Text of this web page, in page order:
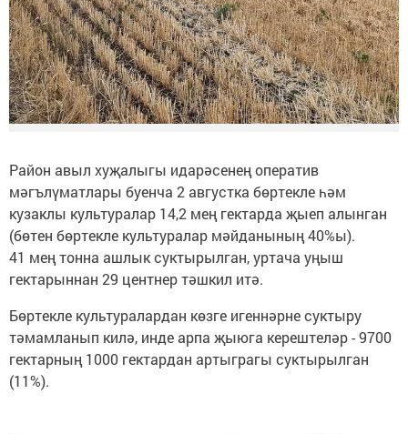
Район авыл хуҗалыгы идарәсенең оператив
мәгълүматлары буенча 2 августка бөртекле һәм
кузаклы культуралар 14,2 мең гектарда җыеп алынган
(бөтен бөртекле культуралар мәйданының 40%ы).
41 мең тонна ашлык суктырылган, уртача уңыш
гектарыннан 29 центнер тәшкил итә.
Бөртекле культуралардан көзге игеннәрне суктыру
тәмамланып килә, инде арпа җыюга керештеләр - 9700
гектарның 1000 гектардан артыграгы суктырылган
(11%).